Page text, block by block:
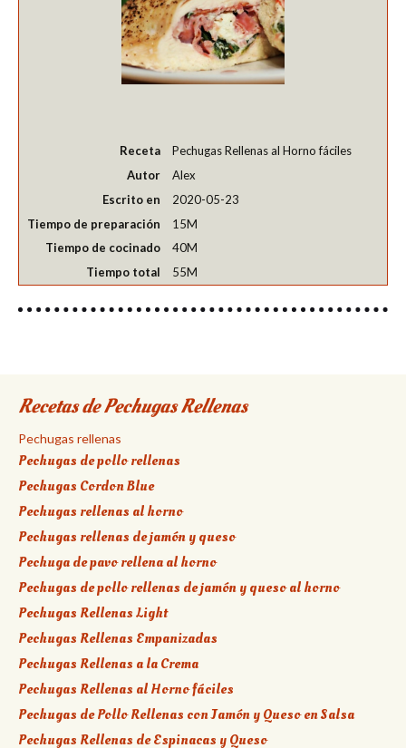
Receta
Pechugas Rellenas al Horno fáciles
Autor
Alex
Escrito en
2020-05-23
Tiempo de preparación
15M
Tiempo de cocinado
40M
Tiempo total
55M
Recetas de Pechugas Rellenas
Pechugas rellenas
Pechugas de pollo rellenas
Pechugas Cordon Blue
Pechugas rellenas al horno
Pechugas rellenas de jamón y queso
Pechuga de pavo rellena al horno
Pechugas de pollo rellenas de jamón y queso al horno
Pechugas Rellenas Light
Pechugas Rellenas Empanizadas
Pechugas Rellenas a la Crema
Pechugas Rellenas al Horno fáciles
Pechugas de Pollo Rellenas con Jamón y Queso en Salsa
Pechugas Rellenas de Espinacas y Queso